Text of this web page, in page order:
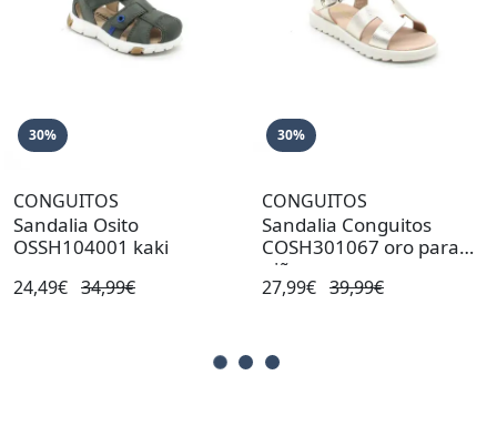
30%
CONGUITOS
Sandalia Osito
OSSH104001 kaki
24,49€ 34,99€
30%
CONGUITOS
Sandalia Conguitos
COSH301067 oro para
niña
27,99€ 39,99€